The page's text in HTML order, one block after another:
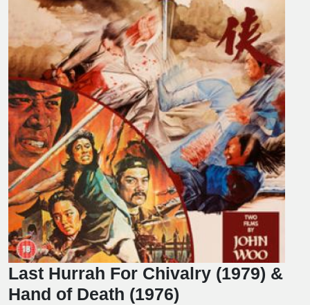
Last Hurrah For Chivalry (1979) &
Hand of Death (1976)